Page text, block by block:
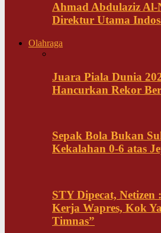
Ahmad Abdulaziz Al-
Direktur Utama
Olahraga
Juara Piala Dunia
Hancurkan Rekor
Sepak Bola Bukan
Kekalahan 0-6 atas
STY Dipecat, Netizen
Kerja Wapres, Kok
Timnas”